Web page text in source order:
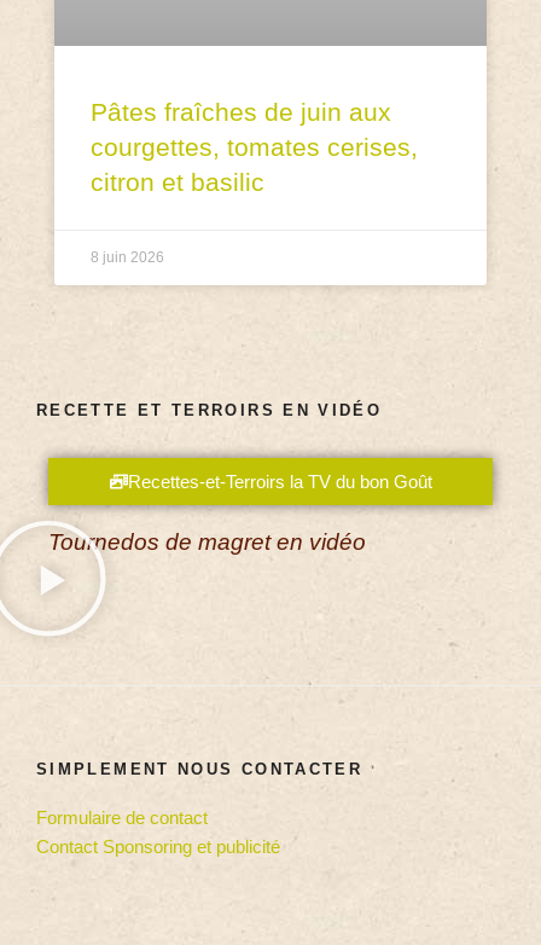
Pâtes fraîches de juin aux
courgettes, tomates cerises,
citron et basilic
8 juin 2026
RECETTE ET TERROIRS EN VIDÉO
Recettes-et-Terroirs la TV du bon Goût
Tournedos de magret en vidéo
SIMPLEMENT NOUS CONTACTER
Formulaire de contact
Contact Sponsoring et publicité